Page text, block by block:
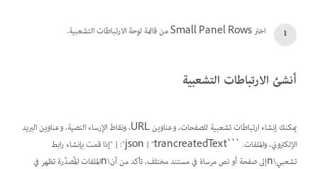
اختر Small Panel Rows من قائمة لوحة الارتباطات التشعبية.
أنشئ الارتباطات التشعبية
يمكنك إنشاء ارتباطات تشعبية للصفحات، وعناوين URL، ونقاط الإرساء النصية، وعناوين البريد
الإلكتروني، والملفات. ```json { "trancreatedText": [ "إذا قمت بإنشاء رابط
تشعبي\nإلى صفحة أو نص مرساة في مستند مختلف، تأكد من أن\nالملفات المُصدَّرة تظهر في